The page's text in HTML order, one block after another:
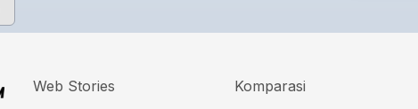
Web Stories
Komparasi